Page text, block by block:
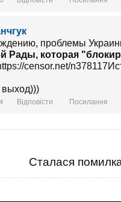
проблемы
Рады, которая
censor.net/
Відповісти Посилання
Сталася